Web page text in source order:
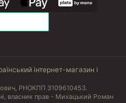
інтернет-магазин і
РНОКПП 3109610453.
власник прав - Михацький Роман